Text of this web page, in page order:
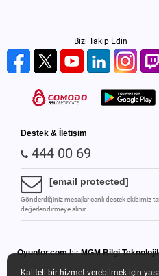
Kaliteli bir hizmet verebilmek için
Bizi Takip Edin
Destek & İletişim
444 00 69
[email protected]
Gönderdiğiniz mesajlar canlı destek ekibimiz
değerlendirmeye alınır
Oyunfor.combirMGM Bilgi